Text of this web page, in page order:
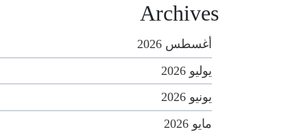
Archives
أغسطس 2026
يوليو 2026
يونيو 2026
مايو 2026